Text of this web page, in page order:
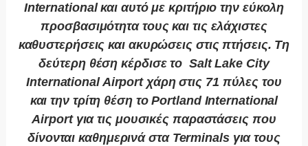
International και αυτό με κριτήριο την εύκολη
προσβασιμότητα τους και τις ελάχιστες
καθυστερήσεις και ακυρώσεις στις πτήσεις. Τη
δεύτερη θέση κέρδισε το Salt Lake City
International Airport χάρη στις 71 πύλες του
και την τρίτη θέση το Portland International
Airport για τις μουσικές παραστάσεις που
δίνονται καθημερινά στα Terminals για τους